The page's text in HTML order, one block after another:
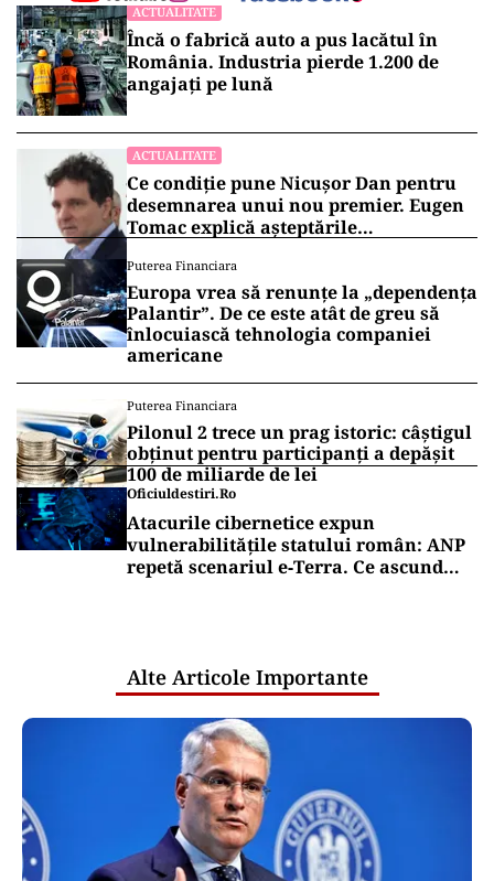
ACTUALITATE
Încă o fabrică auto a pus lacătul în
România. Industria pierde 1.200 de
angajați pe lună
ACTUALITATE
Ce condiție pune Nicușor Dan pentru
desemnarea unui nou premier. Eugen
Tomac explică așteptările
Puterea Financiara
Europa vrea să renunțe la „dependența
Palantir”. De ce este atât de greu să
înlocuiască tehnologia companiei
americane
Puterea Financiara
Pilonul 2 trece un prag istoric: câștigul
obținut pentru participanți a depășit
100 de miliarde de lei
Oficiuldestiri.ro
Atacurile cibernetice expun
vulnerabilitățile statului român: ANP
repetă scenariul e‑Terra. Ce ascund
Alte Articole Importante